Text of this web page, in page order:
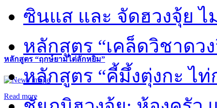
หลักสูตร “ฤกษ์ยามไต่ลักหยิ่ม”
Read more
ซินแส และ จัดฮวงจุ้ย ไ
หลักสูตร “เคล็ดวิชาดว
หลักสูตร “คี้มึ้งตุ่งกะ ไ